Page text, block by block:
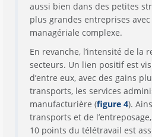
aussi bien dans des petites
plus grandes entreprises
managériale complexe.
En revanche, l’intensité de la
secteurs. Un lien positif est
d’entre eux, avec des gains
transports, les services
manufacturière (figure 4).
transports et de
10 points du télétravail est